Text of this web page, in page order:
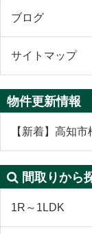
ブログ
サイトマップ
物件更新情報
【新着】高知
間取りから
1R～1LDK